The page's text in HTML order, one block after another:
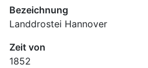
Bezeichnung
Landdrostei Hannover
Zeit von
1852